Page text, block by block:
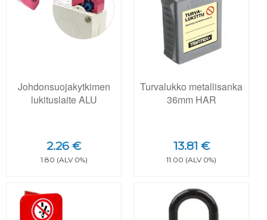
Johdonsuojakytkimen
lukituslaite ALU
2.26 €
1.80 (ALV 0%)
Turvalukko metallisanka
36mm HAR
13.81 €
11.00 (ALV 0%)